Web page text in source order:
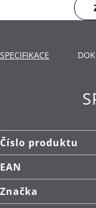
Široký vylévací
Dno
včetně
Cromargan®.
Pánev má
Nádobí a
SPECIFIKACE
Číslo produktu
EAN
Značka